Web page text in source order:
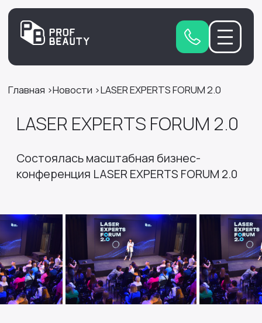
Главная Новости LASER EXPERTS FORUM 2.0
LASER EXPERTS FORUM 2.0
Состоялась масштабная бизнес-
конференция LASER EXPERTS FORUM 2.0